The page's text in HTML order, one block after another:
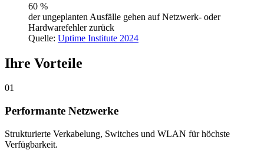
60 %
der ungeplanten Ausfälle gehen auf Netzwerk- oder
Hardwarefehler zurück
Quelle: Uptime Institute 2024
Ihre Vorteile
01
Performante Netzwerke
Strukturierte Verkabelung, Switches und WLAN für höchste
Verfügbarkeit.